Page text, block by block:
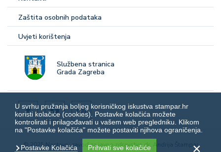
Zaštita osobnih podataka
Uvjeti korištenja
Službena stranica
Grada Zagreba
© 2025 Nastavni zavod za javno zdravstvo dr. Andrija Štampar
U svrhu pružanja boljeg korisničkog iskustva stampar.hr
koristi kolačiće (cookies). Postavke kolačića možete
kontrolirati i prilagođavati u vašem web pregledniku. Klikom
na "Postavke kolačića" možete postaviti njihova ograničenja.
Postavke Kolačića Prihvati sve kolačiće